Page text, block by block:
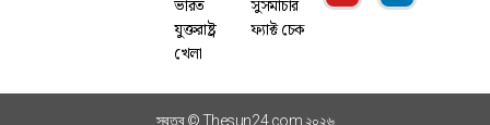
ভারত
যুক্তরাষ্ট্র
খেলা
সুসমাচার
ফ্যাক্ট চেক
স্বত্ব © Thesun24.com ২০২৬